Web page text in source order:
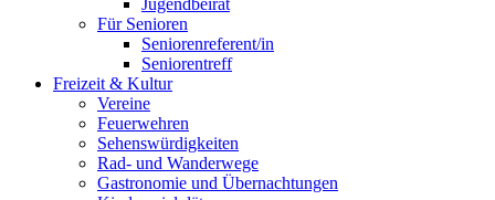
Jugendbeirat
Für Senioren
Seniorenreferent/in
Seniorentreff
Freizeit & Kultur
Vereine
Feuerwehren
Sehenswürdigkeiten
Rad- und Wanderwege
Gastronomie und Übernachtungen